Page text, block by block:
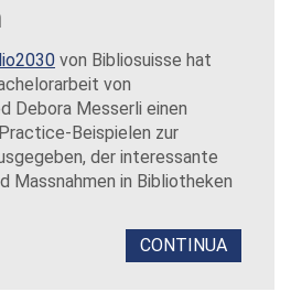
von Bibliosuisse hat
von
Debora Messerli einen
Beispielen zur
der interessante
Massnahmen in Bibliotheken
CONTINUA